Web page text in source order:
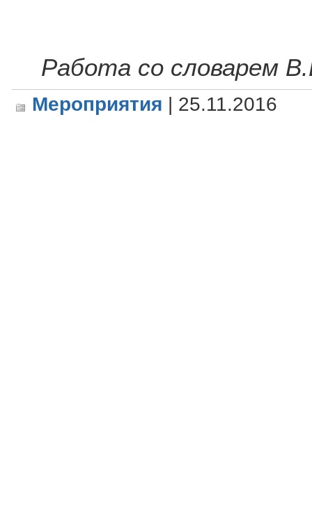
Работа со словарем
Мероприятия | 25.11.2016